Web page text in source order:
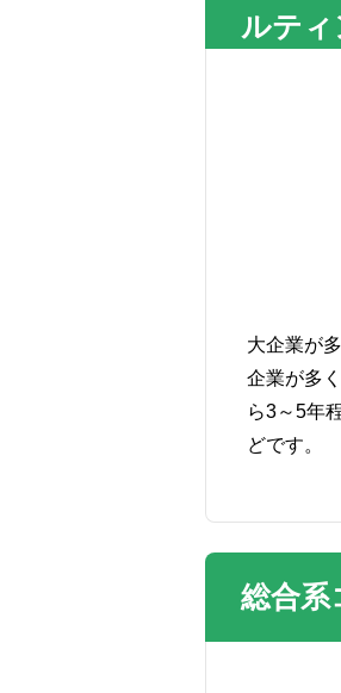
ルテ
大企業が
企業が多
ら3～5年
どです。
総合